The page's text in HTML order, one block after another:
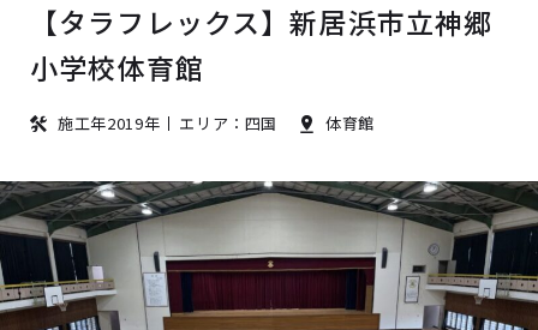
【タラフレックス】新居浜市立神郷
小学校体育館
施工年2019年 エリア：四国 体育館